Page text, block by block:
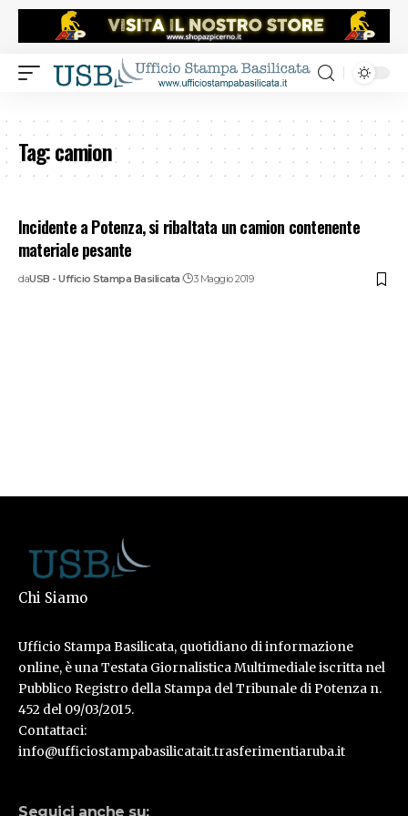
Tag:camion
Incidente a Potenza, si ribaltata un camion contenente
materiale pesante
daUSB - Ufficio Stampa Basilicata 3 Maggio 2019
Chi Siamo
Ufficio Stampa Basilicata, quotidiano di informazione
online, è una Testata Giornalistica Multimediale iscritta nel
Pubblico Registro della Stampa del Tribunale di Potenza n.
452 del 09/03/2015.
Contattaci:
info@ufficiostampabasilicatait.trasferimentiaruba.it
Seguici anche su: